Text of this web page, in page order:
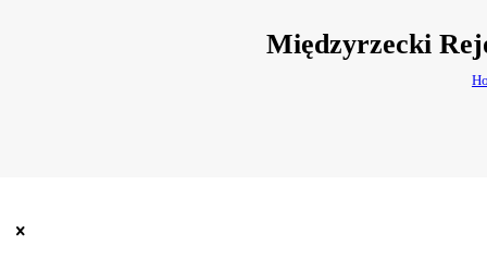
Międzyrzecki